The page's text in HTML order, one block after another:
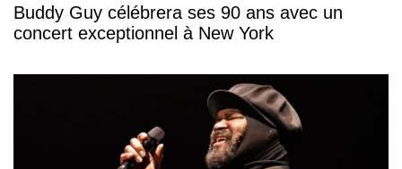
Buddy Guy célébrera ses 90 ans avec un
concert exceptionnel à New York